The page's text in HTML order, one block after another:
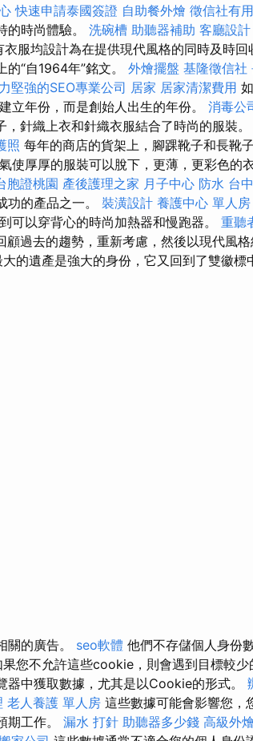
快速申請泰國簽證 自助餐外燴 徵信社有
的時尚體驗。 洗碗槽 助聽器補助 客廳設計
衣服均設計為在提供現代風格的同時及時
“自1964年”銘文。 外燴擺盤 基隆徵信社
堅強的SEO專業公司 居家 居家清潔費用
立年份，而是創始人出生的年份。 消毒公
，針織上衣和針織衣服結合了時尚的服裝。
照 每年的商店的貨架上，腳踝靴子和長靴
使厚厚的服裝可以脫下，更薄，更彩色的
胞證桃園 產後護理之家 月子中心 防水 台
功的產品之一。 裝潢設計 養護中心 單人房
可以穿背心的時尚加熱器和慢跑器。 重聽
顧過去的趨勢，重新考慮，然後以現代風格
的遺產是強大的身份，它又回到了雙徽標
關的廣告。 seo軟體 他們不存儲個人身份
果您不允許這些cookie，則會遇到目標較少
中獲取數據，尤其是以Cookie的形式。
老人養護 單人房 這些數據可能會影響您，
期工作。 漏水 打針 助聽器多少錢 高級外燴